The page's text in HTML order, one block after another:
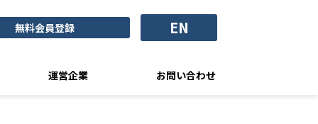
無料会員登録 EN
運営企業 お問い合わせ